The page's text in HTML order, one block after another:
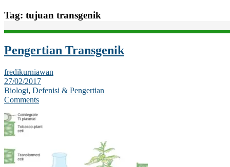
Tag: tujuan transgenik
Pengertian Transgenik
fredikurniawan
27/02/2017
Biologi, Defenisi & Pengertian
Comments